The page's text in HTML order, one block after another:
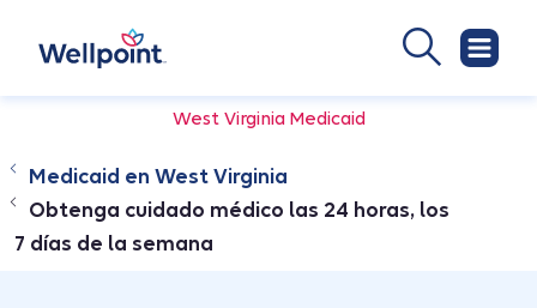
West Virginia Medicaid
Medicaid en West Virginia
Obtenga cuidado médico las 24 horas, los
7 días de la semana